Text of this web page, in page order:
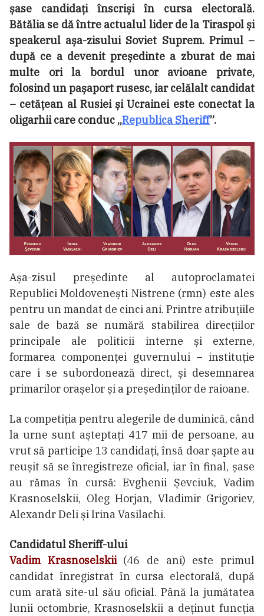
șase candidați înscriși în cursa electorală.
Bătălia se dă între actualul lider de la Tiraspol și
speakerul așa-zisului Soviet Suprem. Primul –
după ce a devenit președinte a zburat de mai
multe ori la bordul unor avioane private,
folosind un pașaport rusesc, iar celălalt candidat
– cetățean al Rusiei și Ucrainei este conectat la
oligarhii care conduc „Republica Sheriff”.
Așa-zisul președinte al autoproclamatei
Republici Moldovenești Nistrene (rmn) este ales
pentru un mandat de cinci ani. Printre atribuțiile
sale de bază se numără stabilirea direcțiilor
principale ale politicii interne și externe,
formarea componenței guvernului – instituție
care i se subordonează direct, și desemnarea
primarilor orașelor și a președinților de raioane.
La competiția pentru alegerile de duminică, când
la urne sunt așteptați 417 mii de persoane, au
vrut să participe 13 candidați, însă doar șapte au
reușit să se înregistreze oficial, iar în final, șase
au rămas în cursă: Evghenii Șevciuk, Vadim
Krasnoselskii, Oleg Horjan, Vladimir Grigoriev,
Alexandr Deli și Irina Vasilachi.
Candidatul Sheriff-ului
Vadim Krasnoselskii(46 de ani) este primul
candidat înregistrat în cursa electorală, după
cum arată site-ul său oficial. Până la jumătatea
lunii octombrie, Krasnoselskii a deținut funcția